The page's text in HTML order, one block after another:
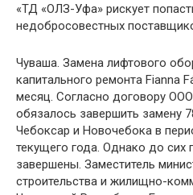
«ТД «ОЛЗ-Уфа» рискует
недобросовестных
Чуваша. Замена лифтового
капитального ремонта Fianna
месяц. Согласно договору
обязалось завершить замену
Чебоксар и Новочебока в
текущего года. Однако до сих
завершены. Заместитель
строительства и жилищно-